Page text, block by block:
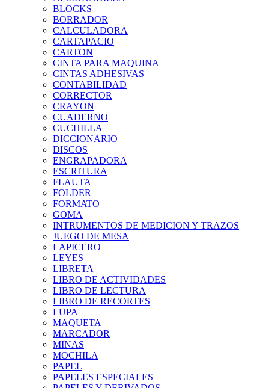
BLOCKS
BORRADOR
CALCULADORA
CARTAPACIO
CARTON
CINTA PARA MAQUINA
CINTAS ADHESIVAS
CONTABILIDAD
CORRECTOR
CRAYON
CUADERNO
CUCHILLA
DICCIONARIO
DISCOS
ENGRAPADORA
ESCRITURA
FLAUTA
FOLDER
FORMATO
GOMA
INTRUMENTOS DE MEDICION Y TRAZOS
JUEGO DE MESA
LAPICERO
LEYES
LIBRETA
LIBRO DE ACTIVIDADES
LIBRO DE LECTURA
LIBRO DE RECORTES
LUPA
MAQUETA
MARCADOR
MINAS
MOCHILA
PAPEL
PAPELES ESPECIALES